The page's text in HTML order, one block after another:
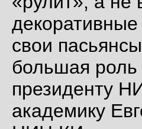
свои
большая роль
президенту
академику